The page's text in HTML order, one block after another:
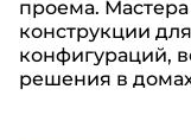
проема.
конструкции
конфигураций,
решения в